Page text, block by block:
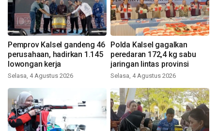
Pemprov Kalsel gandeng 46
perusahaan, hadirkan 1.145
lowongan kerja
Selasa, 4 Agustus 2026
Polda Kalsel gagalkan
peredaran 172,4 kg sabu
jaringan lintas provinsi
Selasa, 4 Agustus 2026